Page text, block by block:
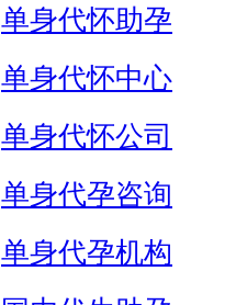
单身代怀助孕
单身代怀中心
单身代怀公司
单身代孕咨询
单身代孕机构